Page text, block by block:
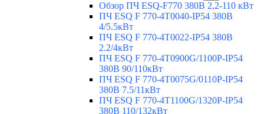
Обзор ПЧ ESQ-F770 380В 2,2-110 кВт
ПЧ ESQ F 770-4T0040-IP54 380В
4/5.5кВт
ПЧ ESQ F 770-4T0022-IP54 380В
2.2/4кВт
ПЧ ESQ F 770-4Т0900G/1100P-IP54
380В 90/110кВт
ПЧ ESQ F 770-4T0075G/0110P-IP54
380В 7.5/11кВт
ПЧ ESQ F 770-4T1100G/1320P-IP54
380В 110/132кВт